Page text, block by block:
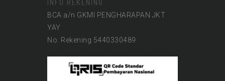
INFO REKENING
BCA a/n GKMI PENGHARAPAN JKT
YAY
No. Rekening 5440330489